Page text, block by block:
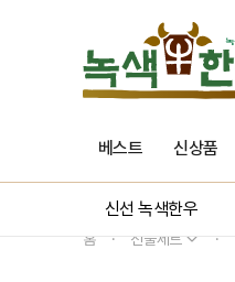
베스트 신상품
신선 녹색한우
홈 선물세트